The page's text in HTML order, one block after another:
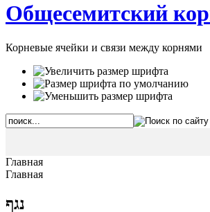
Общесемитский
Корневые ячейки и связи между корнями
Главная
Главная
נגף